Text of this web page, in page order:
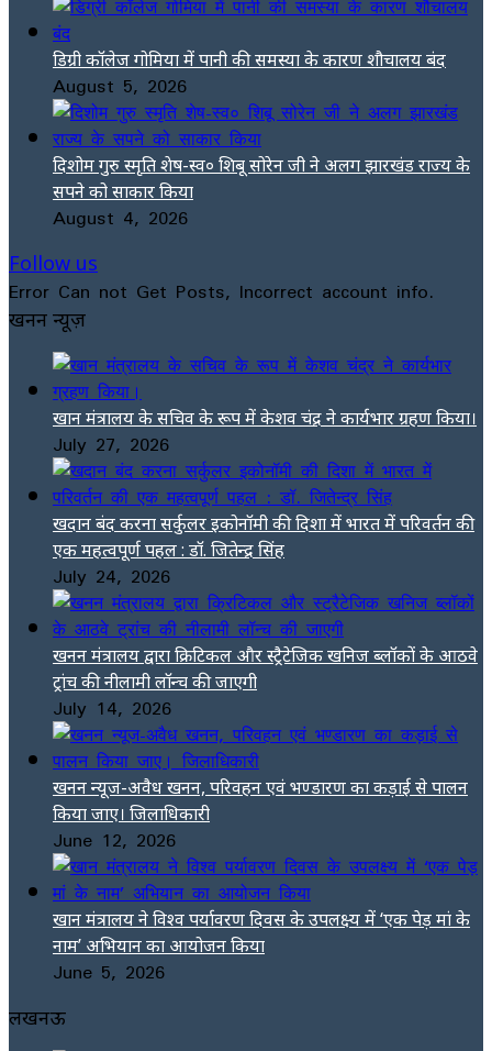
डिग्री कॉलेज गोमिया में पानी की समस्या के कारण शौचालय बंद
August 5, 2026
दिशोम गुरु स्मृति शेष-स्व० शिबू सोरेन जी ने अलग झारखंड राज्य के
सपने को साकार किया
August 4, 2026
Follow us
Error Can not Get Posts, Incorrect account info.
खनन न्यूज़
खान मंत्रालय के सचिव के रूप में केशव चंद्र ने कार्यभार ग्रहण किया।
July 27, 2026
खदान बंद करना सर्कुलर इकोनॉमी की दिशा में भारत में परिवर्तन की
एक महत्वपूर्ण पहल : डॉ. जितेन्द्र सिंह
July 24, 2026
खनन मंत्रालय द्वारा क्रिटिकल और स्ट्रैटेजिक खनिज ब्लॉकों के आठवे
ट्रांच की नीलामी लॉन्च की जाएगी
July 14, 2026
खनन न्यूज-अवैध खनन, परिवहन एवं भण्डारण का कड़ाई से पालन
किया जाए। जिलाधिकारी
June 12, 2026
खान मंत्रालय ने विश्व पर्यावरण दिवस के उपलक्ष्य में ‘एक पेड़ मां के
नाम’ अभियान का आयोजन किया
June 5, 2026
लखनऊ